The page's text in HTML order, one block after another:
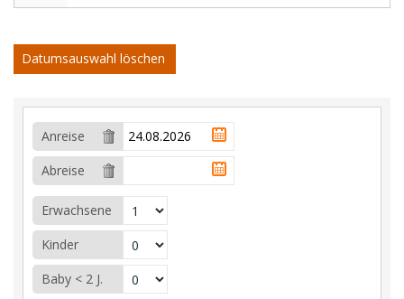
Datumsauswahl löschen
Anreise
Abreise
Erwachsene
Kinder
Baby < 2 J.